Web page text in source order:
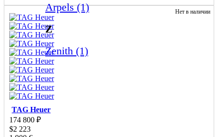
Arpels (1)
Z
Zenith (1)
Нет в наличии
TAG Heuer
174 800 ₽
$2 223